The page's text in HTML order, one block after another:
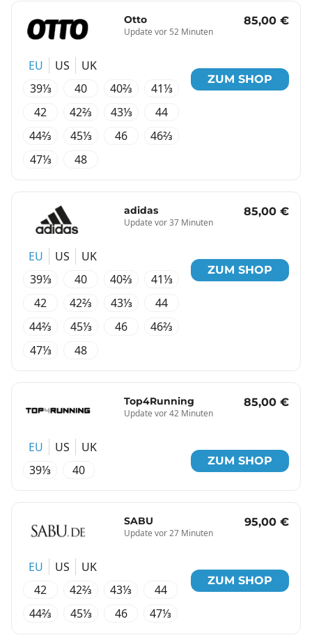
Otto
Update vor 52 Minuten
85,00 €
EU US
UK
39⅓
40 40⅔
41⅓
42
42⅔ 43⅓
44
44⅔
45⅓ 46
46⅔
47⅓
48
ZUM SHOP
adidas
Update vor 37 Minuten
85,00 €
EU US
UK
39⅓
40 40⅔
41⅓
42
42⅔ 43⅓
44
44⅔
45⅓ 46
46⅔
47⅓
48
ZUM SHOP
Top4Running
Update vor 42 Minuten
85,00 €
EU US
UK
39⅓
40
ZUM SHOP
SABU
Update vor 27 Minuten
95,00 €
EU US
UK
42
42⅔ 43⅓
44
44⅔
45⅓ 46 47⅓
ZUM SHOP